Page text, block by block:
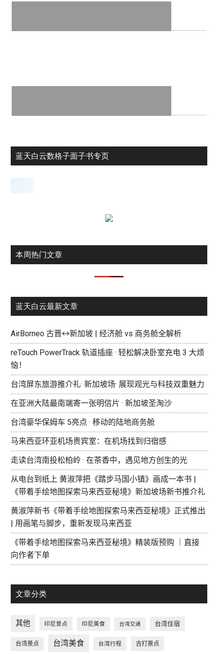
蓝天白云数格子面子书专页
本周热门文章
蓝天白云最新文章
AirBorneo 古晋↔新加坡 | 经济舱 vs 商务舱全解析
reTouch PowerTrack 轨道插座 · 轻松解决卧室充电 3 大烦
恼！
台湾屏东旅游推介礼· 新加坡场· 展现观光与科技双重魅力
在亚洲大陆最南端寄一张明信片 · 新加坡圣淘沙
台湾豪华保姆车 5亮点 · 移动的陆地商务舱
马来西亚环亚机场贵宾室：在机场找到归宿感
走读台湾南投松柏岭 · 在茶香中，遇见地方创生的光
从电台到纸上 黄淑萍把《踏步马国小镇》画成一本书 |
《带着手绘地图探索马来西亚秘境》新加坡场新书推介礼
黄淑萍新书《带着手绘地图探索马来西亚秘境》正式推出
| 用画笔与脚步，重新发现马来西亚
《带着手绘地图探索马来西亚秘境》精装版预购 ｜直接
向作者下单
文章分类
其他 印尼景点 印尼美食 台湾交通 台湾住宿
台湾景点 台湾美食 台湾行程 吉打景点